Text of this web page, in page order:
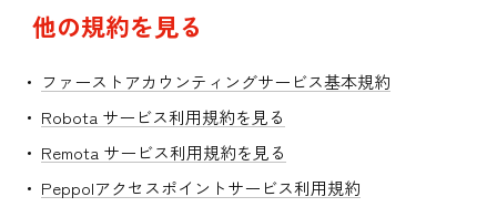
他の規約を見る
ファーストアカウンティングサービス基本規約
Robota サービス利用規約を見る
Remota サービス利用規約を見る
Peppolアクセスポイントサービス利用規約